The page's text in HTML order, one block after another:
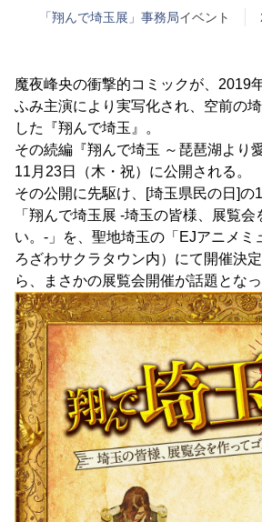
「翔んで埼玉展」事務局イベント
魔夜峰央の衝撃的コミックが、2019
ふみ主演により実写化され、空前の
した『翔んで埼玉』。
その続編『翔んで埼玉 ～琵琶湖より
11月23日（木・祝）に公開される。
その公開に先駆け、[埼玉県民の日]の
「翔んで埼玉展 -埼玉の皆様、展覧
い。-」を、聖地埼玉の「EJアニメミ
ろざわサクラタウン内）にて開催決
ら、まさかの展覧会開催が話題となっ